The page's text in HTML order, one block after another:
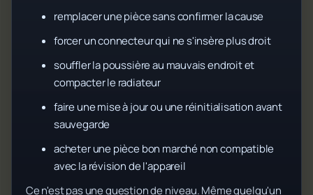
remplacer une pièce sans confirmer la cause
forcer un connecteur qui ne s'insère plus droit
souffler la poussière au mauvais endroit et
compacter le radiateur
faire une mise à jour ou une réinitialisation avant
sauvegarde
acheter une pièce bon marché non compatible
avec la révision de l'appareil
Ce n'est pas une question de niveau. Même quelqu'un